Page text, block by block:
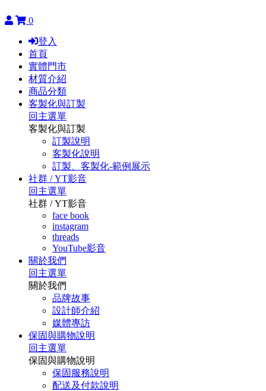
0
登入
首頁
實體門市
材質介紹
商品分類
客製化與訂製
回主選單
客製化與訂製
訂製說明
客製化說明
訂製、客製化-範例展示
社群 / YT影音
回主選單
社群 / YT影音
face book
instagram
threads
YouTube影音
關於我們
回主選單
關於我們
品牌故事
設計師介紹
媒體專訪
保固與購物說明
回主選單
保固與購物說明
保固服務說明
配送及付款說明